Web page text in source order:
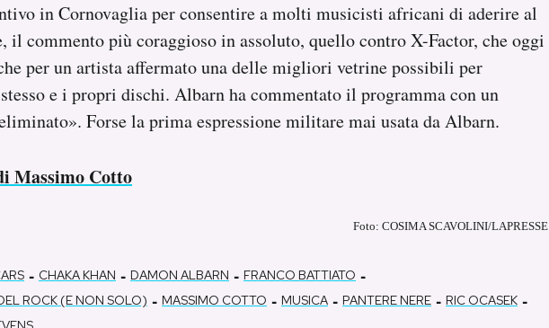
in Cornovaglia per consentire a molti musicisti africani di aderire al
il commento più coraggioso in assoluto, quello contro X-Factor, che oggi
per un artista affermato una delle migliori vetrine possibili per
e i propri dischi. Albarn ha commentato il programma con un
Forse la prima espressione militare mai usata da Albarn.
Massimo Cotto
Foto: COSIMA SCAVOLINI/LAPRESSE
- CHAKA KHAN - DAMON ALBARN - FRANCO BATTIATO -
ROCK (E NON SOLO) - MASSIMO COTTO - MUSICA - PANTERE NERE - RIC OCASEK -